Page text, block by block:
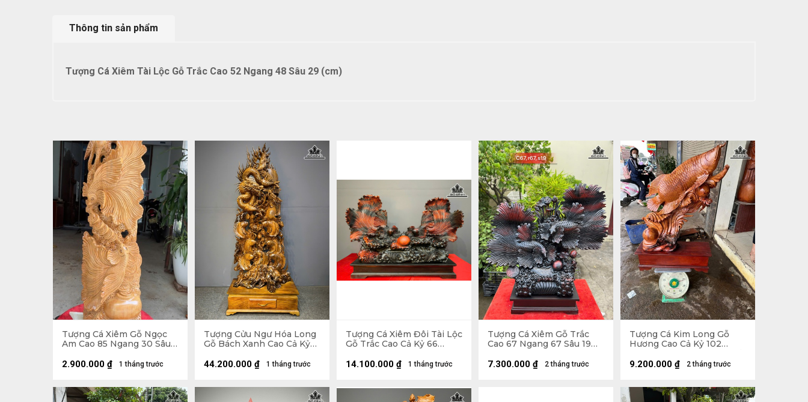
Thông tin sản phẩm
Tượng Cá Xiêm Tài Lộc Gỗ Trắc Cao 52 Ngang 48 Sâu 29 (cm)
Tượng Cá Xiêm Gỗ Ngọc
Am Cao 85 Ngang 30 Sâu
1 tháng trước
2.900.000 ₫
Tượng Cửu Ngư Hóa Long
Gỗ Bách Xanh Cao Cả Kỷ
Kỷ Cao 30
1 tháng trước
44.200.000 ₫
Tượng Cá Xiêm Đôi Tài Lộc
Gỗ Trắc Cao Cả Kỷ 66
Kỷ Cao 10
1 tháng trước
14.100.000 ₫
Tượng Cá Xiêm Gỗ Trắc
Cao 67 Ngang 67 Sâu 19
2 tháng trước
7.300.000 ₫
Tượng Cá Kim Long Gỗ
Hương Cao Cả Kỷ 102
Cao 20
2 tháng trước
9.200.000 ₫